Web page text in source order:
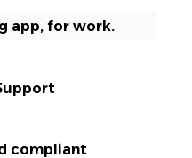
app, for work.
compliant